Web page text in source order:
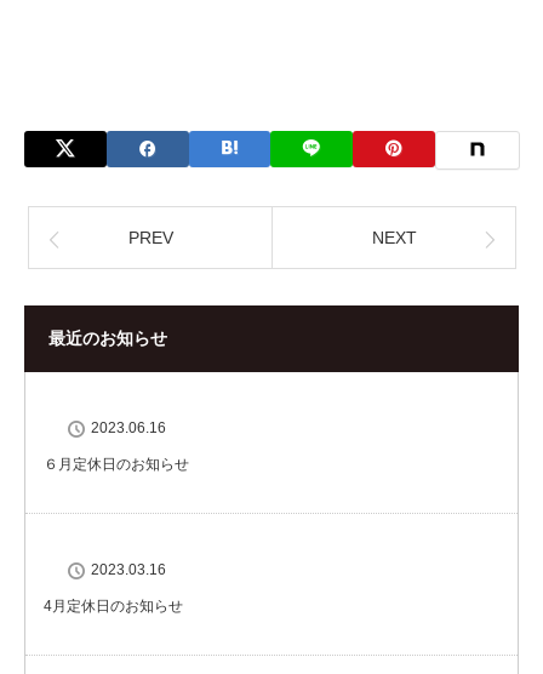
PREV NEXT
最近のお知らせ
2023.06.16
６月定休日のお知らせ
2023.03.16
4月定休日のお知らせ